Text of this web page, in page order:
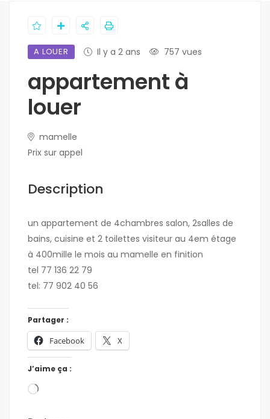
A LOUER Il y a 2 ans 757 vues
appartement à
louer
mamelle
Prix sur appel
Description
un appartement de 4chambres salon, 2salles de
bains, cuisine et 2 toilettes visiteur au 4em étage
à 400mille le mois au mamelle en finition
tel 77 136 22 79
tel: 77 902 40 56
Partager :
Facebook X
J’aime ça :